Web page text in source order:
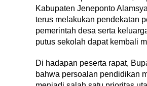
Kabupaten Jeneponto
terus melakukan pendekatan
pemerintah desa serta
putus sekolah dapat kembali
Di hadapan peserta rapat,
bahwa persoalan pendidikan